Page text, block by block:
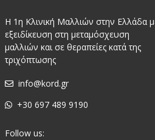
Η 1η Κλινική Μαλλιών στην Ελλάδα
εξειδίκευση στη μεταμόσχευση
μαλλιών και σε θεραπείες κατά της
τριχόπτωσης
info@kord.gr
+30 697 489 9190
Follow us: